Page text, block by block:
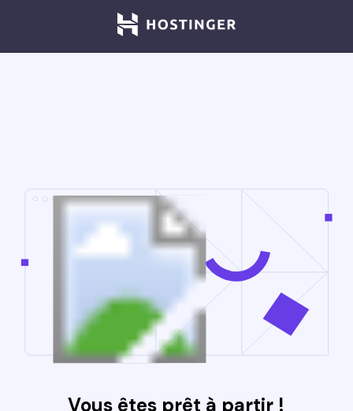
Vous êtes prêt à partir !